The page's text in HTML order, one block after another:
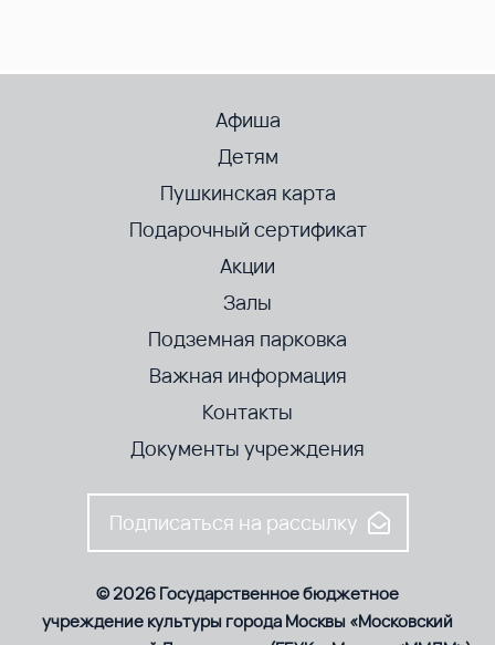
Афиша
Детям
Пушкинская карта
Подарочный сертификат
Акции
Залы
Подземная парковка
Важная информация
Контакты
Документы учреждения
Подписаться на рассылку
© 2026 Государственное бюджетное
учреждение культуры города Москвы «Московский